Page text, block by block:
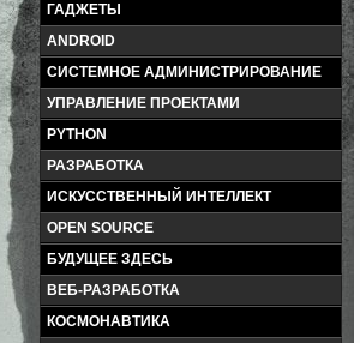
ГАДЖЕТЫ
ANDROID
СИСТЕМНОЕ АДМИНИСТРИРОВАНИЕ
УПРАВЛЕНИЕ ПРОЕКТАМИ
PYTHON
РАЗРАБОТКА
ИСКУССТВЕННЫЙ ИНТЕЛЛЕКТ
OPEN SOURCE
БУДУЩЕЕ ЗДЕСЬ
ВЕБ-РАЗРАБОТКА
КОСМОНАВТИКА